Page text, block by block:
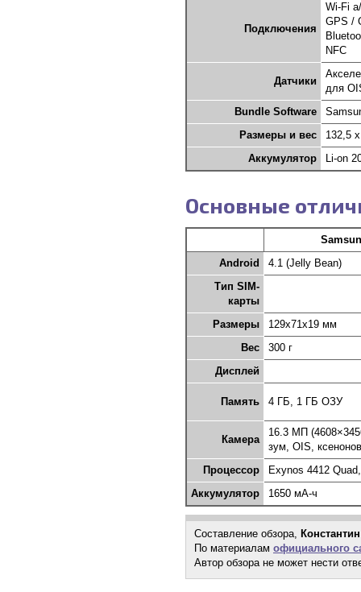
Подключения
Wi-Fi
GPS /
NFC
Датчики
для
Bundle Software
Размеры и вес
132,5
Аккумулятор
Li-on
Основные
Android
4.1 (Jelly Bean)
Тип SIM-
карты
Размеры
129x71x19 мм
Вес
300 г
Дисплей
Память 4 ГБ, 1 ГБ ОЗУ
Камера
16.3 МП
зум, OIS,
Процессор
Exynos 4412
Аккумулятор
1650 мА-ч
Составление обзора,
По материалам официального
Автор обзора не может нести